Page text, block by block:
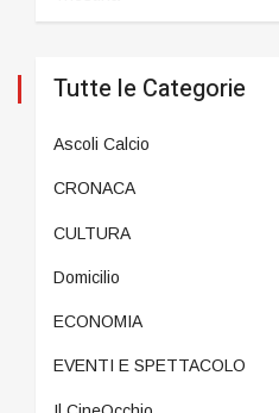
Tutte le Categorie
Ascoli Calcio
CRONACA
CULTURA
Domicilio
ECONOMIA
EVENTI E SPETTACOLO